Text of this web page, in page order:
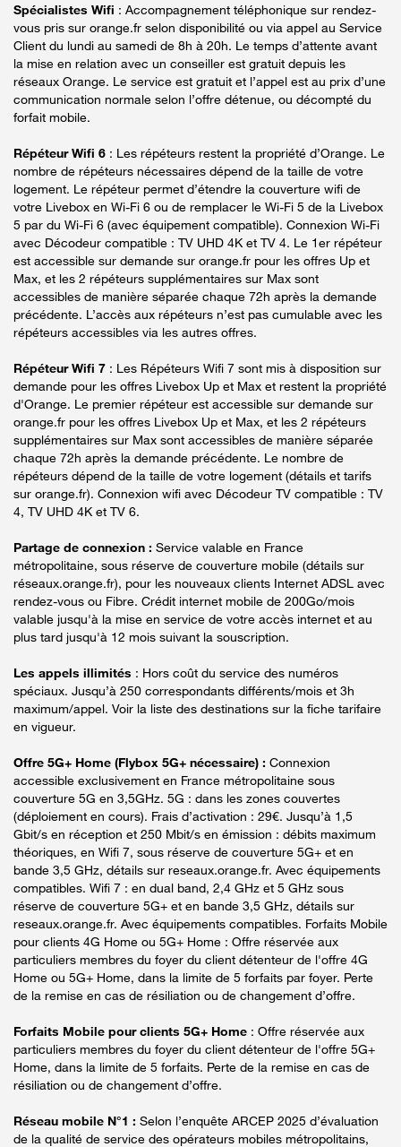
Spécialistes Wifi : Accompagnement téléphonique sur rendez-
vous pris sur orange.fr selon disponibilité ou via appel au Service
Client du lundi au samedi de 8h à 20h. Le temps d’attente avant
la mise en relation avec un conseiller est gratuit depuis les
réseaux Orange. Le service est gratuit et l’appel est au prix d’une
communication normale selon l’offre détenue, ou décompté du
forfait mobile.
Répéteur Wifi 6 : Les répéteurs restent la propriété d’Orange. Le
nombre de répéteurs nécessaires dépend de la taille de votre
logement. Le répéteur permet d’étendre la couverture wifi de
votre Livebox en Wi-Fi 6 ou de remplacer le Wi-Fi 5 de la Livebox
5 par du Wi-Fi 6 (avec équipement compatible). Connexion Wi-Fi
avec Décodeur compatible : TV UHD 4K et TV 4. Le 1er répéteur
est accessible sur demande sur orange.fr pour les offres Up et
Max, et les 2 répéteurs supplémentaires sur Max sont
accessibles de manière séparée chaque 72h après la demande
précédente. L’accès aux répéteurs n’est pas cumulable avec les
répéteurs accessibles via les autres offres.
Répéteur Wifi 7 : Les Répéteurs Wifi 7 sont mis à disposition sur
demande pour les offres Livebox Up et Max et restent la propriété
d'Orange. Le premier répéteur est accessible sur demande sur
orange.fr pour les offres Livebox Up et Max, et les 2 répéteurs
supplémentaires sur Max sont accessibles de manière séparée
chaque 72h après la demande précédente. Le nombre de
répéteurs dépend de la taille de votre logement (détails et tarifs
sur orange.fr). Connexion wifi avec Décodeur TV compatible : TV
4, TV UHD 4K et TV 6.
Partage de connexion : Service valable en France
métropolitaine, sous réserve de couverture mobile (détails sur
réseaux.orange.fr), pour les nouveaux clients Internet ADSL avec
rendez-vous ou Fibre. Crédit internet mobile de 200Go/mois
valable jusqu'à la mise en service de votre accès internet et au
plus tard jusqu'à 12 mois suivant la souscription.
Les appels illimités : Hors coût du service des numéros
spéciaux. Jusqu’à 250 correspondants différents/mois et 3h
maximum/appel. Voir la liste des destinations sur la fiche tarifaire
en vigueur.
Offre 5G+ Home (Flybox 5G+ nécessaire) : Connexion
accessible exclusivement en France métropolitaine sous
couverture 5G en 3,5GHz. 5G : dans les zones couvertes
(déploiement en cours). Frais d’activation : 29€. Jusqu’à 1,5
Gbit/s en réception et 250 Mbit/s en émission : débits maximum
théoriques, en Wifi 7, sous réserve de couverture 5G+ et en
bande 3,5 GHz, détails sur reseaux.orange.fr. Avec équipements
compatibles. Wifi 7 : en dual band, 2,4 GHz et 5 GHz sous
réserve de couverture 5G+ et en bande 3,5 GHz, détails sur
reseaux.orange.fr. Avec équipements compatibles. Forfaits Mobile
pour clients 4G Home ou 5G+ Home : Offre réservée aux
particuliers membres du foyer du client détenteur de l'offre 4G
Home ou 5G+ Home, dans la limite de 5 forfaits par foyer. Perte
de la remise en cas de résiliation ou de changement d’offre.
Forfaits Mobile pour clients 5G+ Home : Offre réservée aux
particuliers membres du foyer du client détenteur de l'offre 5G+
Home, dans la limite de 5 forfaits. Perte de la remise en cas de
résiliation ou de changement d’offre.
Réseau mobile N°1 : Selon l’enquête ARCEP 2025 d’évaluation
de la qualité de service des opérateurs mobiles métropolitains,